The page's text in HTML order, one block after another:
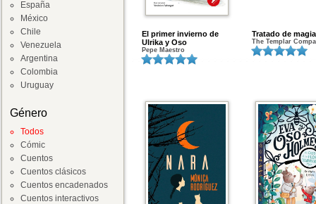
España
México
Chile
Venezuela
Argentina
Colombia
Uruguay
Género
Todos
Cómic
Cuentos
Cuentos clásicos
Cuentos encadenados
Cuentos interactivos
El primer invierno de
Ulrika y Oso
Pepe Maestro
Tratado de magia
The Templar